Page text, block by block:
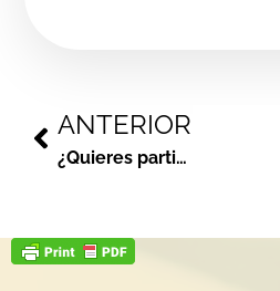
ANTERIOR
¿Quieres participar en el Mercadillo Navideño?